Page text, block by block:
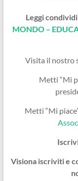
Leggi
MONDO –
Visita il nostro
Metti “Mi
Metti “Mi
Visiona iscriviti e